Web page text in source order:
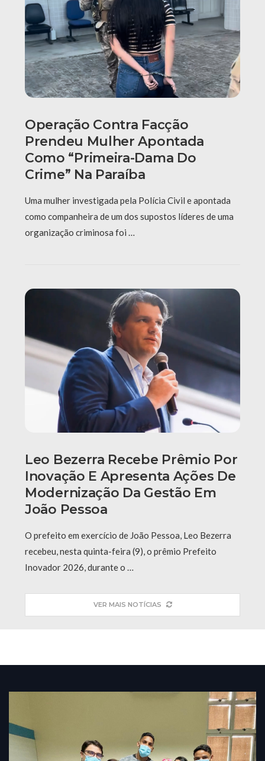
Operação Contra Facção
Prendeu Mulher Apontada
Como “primeira-Dama Do
Crime” Na Paraíba
Uma mulher investigada pela Polícia Civil e apontada
como companheira de um dos supostos líderes de uma
organização criminosa foi …
Leo Bezerra Recebe Prêmio Por
Inovação E Apresenta Ações De
Modernização Da Gestão Em
João Pessoa
O prefeito em exercício de João Pessoa, Leo Bezerra
recebeu, nesta quinta-feira (9), o prêmio Prefeito
Inovador 2026, durante o …
VER MAIS NOTÍCIAS